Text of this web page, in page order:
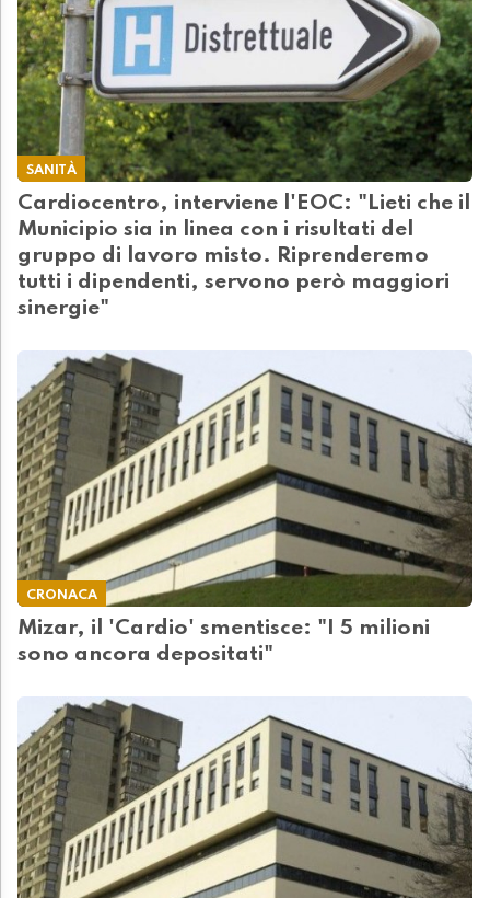
SANITÀ
Cardiocentro, interviene l'EOC: "Lieti che il
Municipio sia in linea con i risultati del
gruppo di lavoro misto. Riprenderemo
tutti i dipendenti, servono però maggiori
sinergie"
CRONACA
Mizar, il 'Cardio' smentisce: "I 5 milioni
sono ancora depositati"